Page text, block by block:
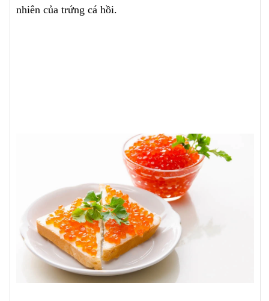
nhiên của trứng cá hồi.